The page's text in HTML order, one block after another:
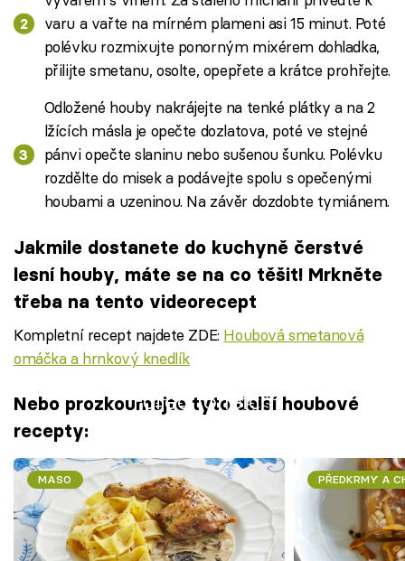
varu a vařte na mírném plameni asi 15 minut. Poté
polévku rozmixujte ponorným mixérem dohladka,
přilijte smetanu, osolte, opepřete a krátce prohřejte.
Odložené houby nakrájejte na tenké plátky a na 2
lžících másla je opečte dozlatova, poté ve stejné
pánvi opečte slaninu nebo sušenou šunku. Polévku
rozdělte do misek a podávejte spolu s opečenými
houbami a uzeninou. Na závěr dozdobte tymiánem.
Jakmile dostanete do kuchyně čerstvé
lesní houby, máte se na co těšit! Mrkněte
třeba na tento videorecept
Kompletní recept najdete ZDE: Houbová smetanová
omáčka a hrnkový knedlík
Failed to fetch
Nebo prozkoumejte tyto další houbové
recepty:
MASO PŘEDKRMY A